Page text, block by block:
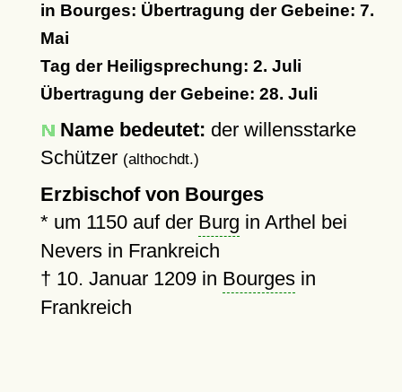
in Bourges: Übertragung der Gebeine: 7.
Mai
Tag der Heiligsprechung: 2. Juli
Übertragung der Gebeine: 28. Juli
Name bedeutet: der willensstarke
Schützer (althochdt.)
Erzbischof von Bourges
* um 1150auf der Burg in Arthel bei
Nevers in Frankreich
† 10. Januar 1209in Bourgesin
Frankreich